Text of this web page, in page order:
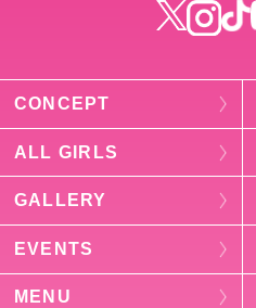
CONCEPT
ALL GIRLS
GALLERY
EVENTS
MENU